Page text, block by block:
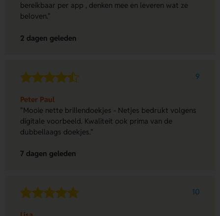
bereikbaar per app , denken mee en leveren wat ze
beloven."
2 dagen geleden
9
Peter Paul
"Mooie nette brillendoekjes - Netjes bedrukt volgens
digitale voorbeeld. Kwaliteit ook prima van de
dubbellaags doekjes."
7 dagen geleden
10